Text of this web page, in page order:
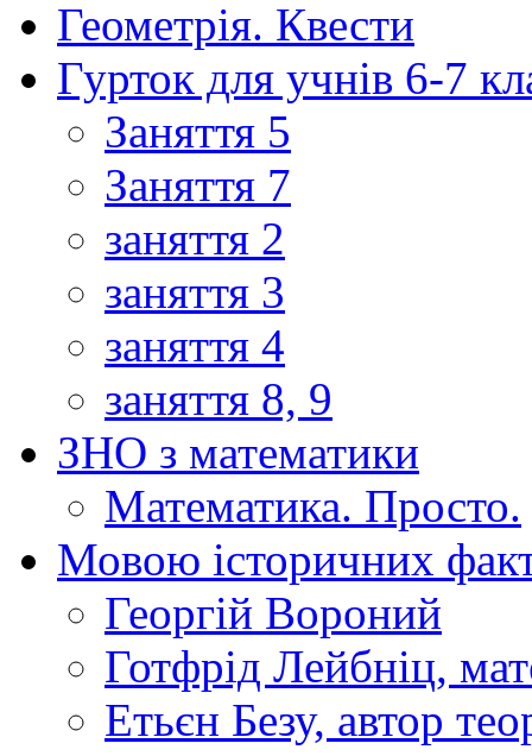
Геометрія. Квести
Гурток для учнів 6-7
Заняття 5
Заняття 7
заняття 2
заняття 3
заняття 4
заняття 8, 9
ЗНО з математики
Математика. Просто.
Мовою історичних
Георгій Вороний
Готфрід Лейбніц,
Етьєн Безу, автор